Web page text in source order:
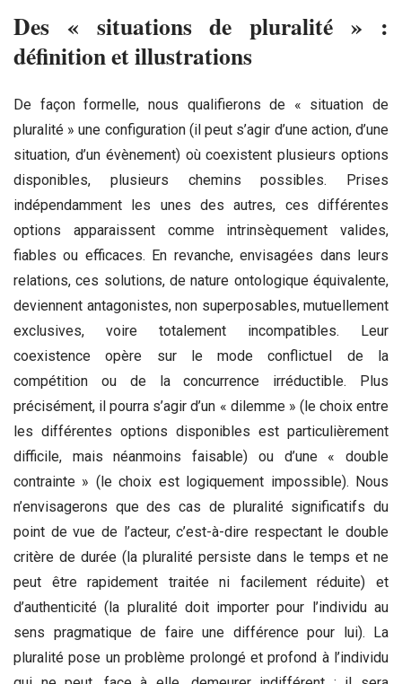
Des « situations de pluralité » :
définition et illustrations
De façon formelle, nous qualifierons de « situation de
pluralité » une configuration (il peut s’agir d’une action, d’une
situation, d’un évènement) où coexistent plusieurs options
disponibles, plusieurs chemins possibles. Prises
indépendamment les unes des autres, ces différentes
options apparaissent comme intrinsèquement valides,
fiables ou efficaces. En revanche, envisagées dans leurs
relations, ces solutions, de nature ontologique équivalente,
deviennent antagonistes, non superposables, mutuellement
exclusives, voire totalement incompatibles. Leur
coexistence opère sur le mode conflictuel de la
compétition ou de la concurrence irréductible. Plus
précisément, il pourra s’agir d’un « dilemme » (le choix entre
les différentes options disponibles est particulièrement
difficile, mais néanmoins faisable) ou d’une « double
contrainte » (le choix est logiquement impossible). Nous
n’envisagerons que des cas de pluralité significatifs du
point de vue de l’acteur, c’est-à-dire respectant le double
critère de durée (la pluralité persiste dans le temps et ne
peut être rapidement traitée ni facilement réduite) et
d’authenticité (la pluralité doit importer pour l’individu au
sens pragmatique de faire une différence pour lui). La
pluralité pose un problème prolongé et profond à l’individu